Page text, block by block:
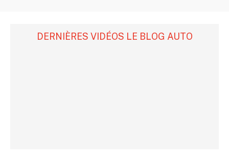
DERNIÈRES VIDÉOS LE BLOG AUTO